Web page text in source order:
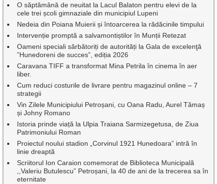
O săptămână de neuitat la Lacul Balaton pentru elevi de la
cele trei școli gimnaziale din municipiul Lupeni
Nedeia din Poiana Muierii și întoarcerea la rădăcinile timpului
Intervenție promptă a salvamontiștilor în Munții Retezat
Oameni speciali sărbătoriți de autorități la Gala de excelenţă
”Hunedoreni de succes”, ediția 2026
Caravana TIFF a transformat Mina Petrila în cinema în aer
liber.
Cum reduci costurile de livrare pentru magazinul online – 7
strategii
Vin Zilele Municipiului Petroșani, cu Oana Radu, Aurel Tămaș
și Johny Romano
Istoria prinde viață la Ulpia Traiana Sarmizegetusa, de Ziua
Patrimoniului Roman
Proiectul noului stadion „Corvinul 1921 Hunedoara” intră în
linie dreaptă
Scriitorul Ion Caraion comemorat de Biblioteca Municipală
,,Valeriu Butulescu” Petroșani, la 40 de ani de la trecerea sa în
eternitate